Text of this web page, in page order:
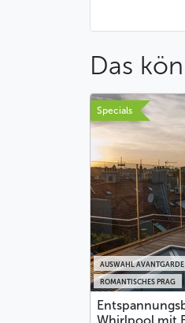
Das
Specials
ROMANTISCHES PRAG
AUSWAHL AVANTGARDE